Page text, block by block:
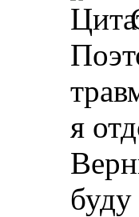
я